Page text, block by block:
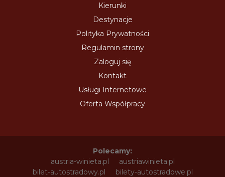
Kierunki
Destynacje
Polityka Prywatności
Regulamin strony
Zaloguj się
Kontakt
Usługi Internetowe
Oferta Współpracy
Polecamy:
austria-winieta.pl
austriawinieta.pl
bilet-autostradowy.pl
bilety-autostradowe.pl